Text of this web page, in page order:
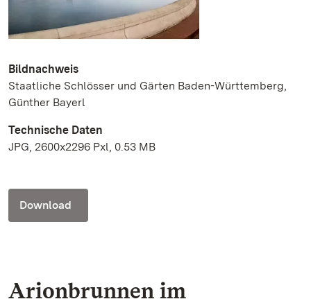
Bildnachweis
Staatliche Schlösser und Gärten Baden-Württemberg,
Günther Bayerl
Technische Daten
JPG, 2600x2296 Pxl, 0.53 MB
Download
Arionbrunnen im